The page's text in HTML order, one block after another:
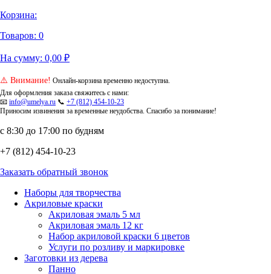
Корзина:
Товаров: 0
На сумму: 0,00 ₽
⚠️ Внимание! Онлайн-корзина временно недоступна.
Для оформления заказа свяжитесь с нами:
📧 info@umelya.ru 📞 +7 (812) 454-10-23
Приносим извинения за временные неудобства. Спасибо за понимание!
с 8:30 до 17:00 по будням
+7 (812) 454-10-23
Заказать обратный звонок
Наборы для творчества
Акриловые краски
Акриловая эмаль 5 мл
Акриловая эмаль 12 кг
Набор акриловой краски 6 цветов
Услуги по розливу и маркировке
Заготовки из дерева
Панно